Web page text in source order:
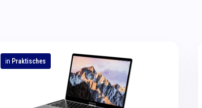
in Praktisches